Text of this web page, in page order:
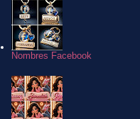
Nombres Facebook